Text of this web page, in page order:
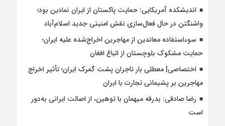
اندیشکده آمریکایی: حمایت پاکستان از ایران نمادین بود؛
واشنگتن در حال فعال‌سازی نقش امنیتی جدید اسلام‌آباد
سوءاستفاده معاندین از مهاجرین اخراج‌شده علیه ایران؛
حمایت مشکوک بلوچستان از اتباع افغان
اختصاصی| معطلی بار تاجران پشت گمرک ایران؛ تأثیر اخراج
مهاجرین بر پشیمانی تجارت با ایران
رضا صادقی: بدرقه میهمان با توهین، از اصالت ایرانی به‌دور
است